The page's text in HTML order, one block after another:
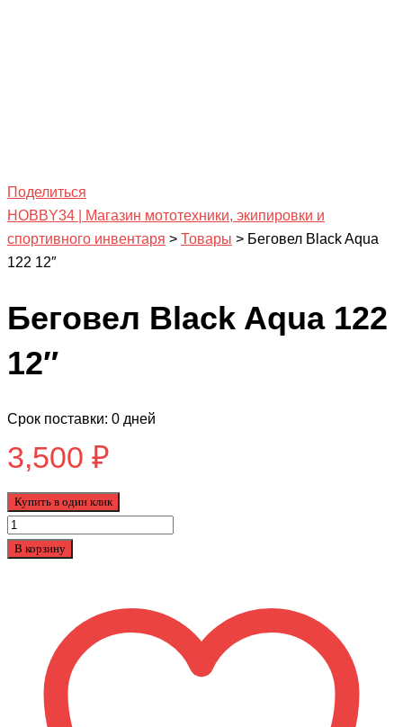
Поделиться
HOBBY34 | Магазин мототехники, экипировки и
спортивного инвентаря > Товары > Беговел Black Aqua
122 12″
Беговел Black Aqua 122
12″
Срок поставки: 0 дней
3,500 ₽
Купить в один клик
Количество
товара
В корзину